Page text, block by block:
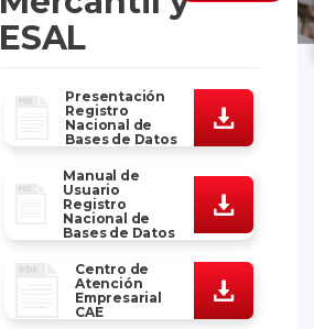
ESAL
Presentación
Registro
Nacional de
Bases de Datos
Manual de
Usuario
Registro
Nacional de
Bases de Datos
Centro de
Atención
Empresarial
CAE